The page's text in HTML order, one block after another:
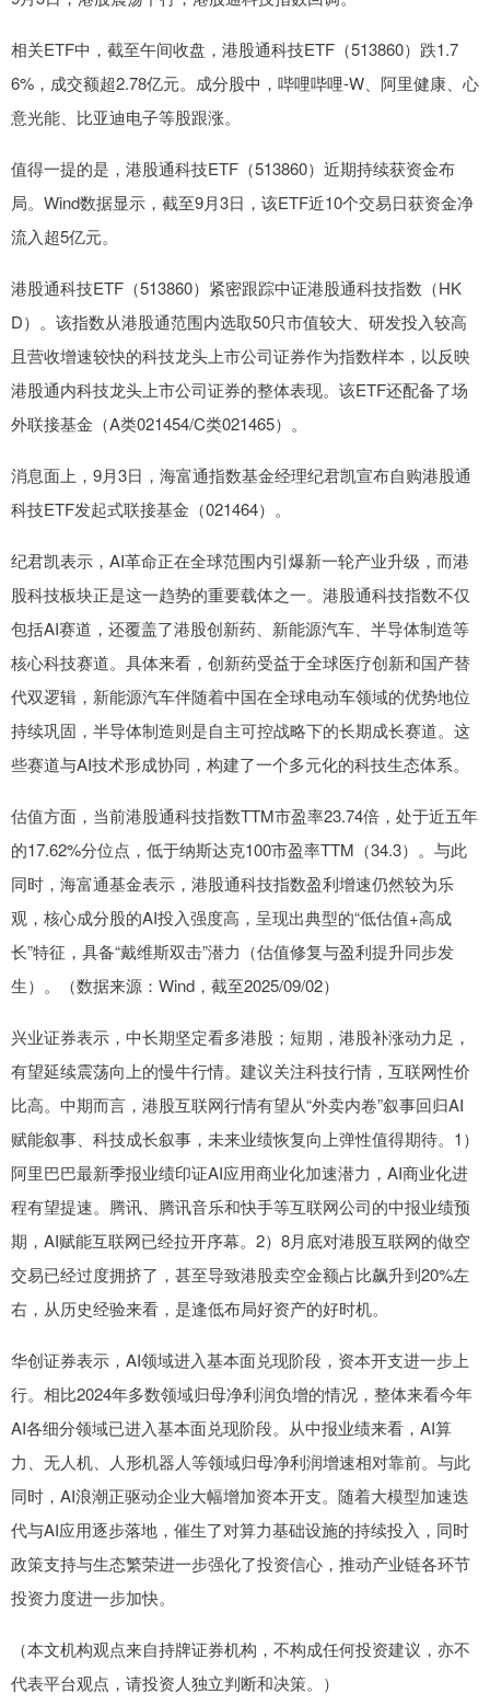
相关ETF中，截至午间收盘，港股通科技ETF（513860）跌1.7
6%，成交额超2.78亿元。成分股中，哔哩哔哩-W、阿里健康、心
意光能、比亚迪电子等股跟涨。
值得一提的是，港股通科技ETF（513860）近期持续获资金布
局。Wind数据显示，截至9月3日，该ETF近10个交易日获资金净
流入超5亿元。
港股通科技ETF（513860）紧密跟踪中证港股通科技指数（HK
D）。该指数从港股通范围内选取50只市值较大、研发投入较高
且营收增速较快的科技龙头上市公司证券作为指数样本，以反映
港股通内科技龙头上市公司证券的整体表现。该ETF还配备了场
外联接基金（A类021454/C类021465）。
消息面上，9月3日，海富通指数基金经理纪君凯宣布自购港股通
科技ETF发起式联接基金（021464）。
纪君凯表示，AI革命正在全球范围内引爆新一轮产业升级，而港
股科技板块正是这一趋势的重要载体之一。港股通科技指数不仅
包括AI赛道，还覆盖了港股创新药、新能源汽车、半导体制造等
核心科技赛道。具体来看，创新药受益于全球医疗创新和国产替
代双逻辑，新能源汽车伴随着中国在全球电动车领域的优势地位
持续巩固，半导体制造则是自主可控战略下的长期成长赛道。这
些赛道与AI技术形成协同，构建了一个多元化的科技生态体系。
估值方面，当前港股通科技指数TTM市盈率23.74倍，处于近五年
的17.62%分位点，低于纳斯达克100市盈率TTM（34.3）。与此
同时，海富通基金表示，港股通科技指数盈利增速仍然较为乐
观，核心成分股的AI投入强度高，呈现出典型的“低估值+高成
长”特征，具备“戴维斯双击”潜力（估值修复与盈利提升同步发
生）。（数据来源：Wind，截至2025/09/02）
兴业证券表示，中长期坚定看多港股；短期，港股补涨动力足，
有望延续震荡向上的慢牛行情。建议关注科技行情，互联网性价
比高。中期而言，港股互联网行情有望从“外卖内卷”叙事回归AI
赋能叙事、科技成长叙事，未来业绩恢复向上弹性值得期待。1）
阿里巴巴最新季报业绩印证AI应用商业化加速潜力，AI商业化进
程有望提速。腾讯、腾讯音乐和快手等互联网公司的中报业绩预
期，AI赋能互联网已经拉开序幕。2）8月底对港股互联网的做空
交易已经过度拥挤了，甚至导致港股卖空金额占比飙升到20%左
右，从历史经验来看，是逢低布局好资产的好时机。
华创证券表示，AI领域进入基本面兑现阶段，资本开支进一步上
行。相比2024年多数领域归母净利润负增的情况，整体来看今年
AI各细分领域已进入基本面兑现阶段。从中报业绩来看，AI算
力、无人机、人形机器人等领域归母净利润增速相对靠前。与此
同时，AI浪潮正驱动企业大幅增加资本开支。随着大模型加速迭
代与AI应用逐步落地，催生了对算力基础设施的持续投入，同时
政策支持与生态繁荣进一步强化了投资信心，推动产业链各环节
投资力度进一步加快。
（本文机构观点来自持牌证券机构，不构成任何投资建议，亦不
代表平台观点，请投资人独立判断和决策。）